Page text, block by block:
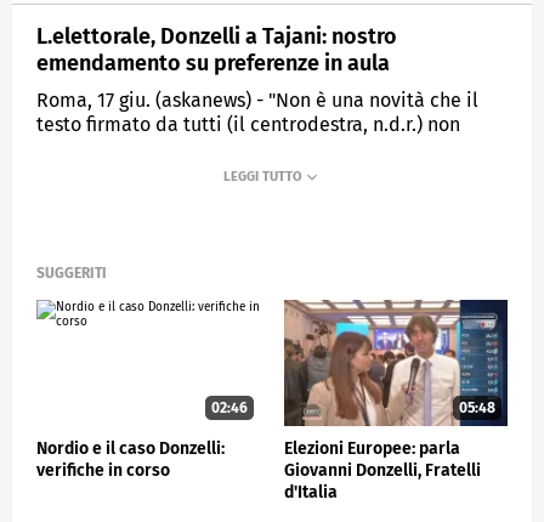
L.elettorale, Donzelli a Tajani: nostro
emendamento su preferenze in aula
Roma, 17 giu. (askanews) - "Non è una novità che il
testo firmato da tutti (il centrodestra, n.d.r.) non
portare le preferenze. Quando arriverà la legge in
consenso di tutto il centrodestra altrimenti
Così, a margine di una conferenza stampa, il
responsabile Organizzazione di FdI Giovanni Donzelli
commentando le parole del vicepremier e segretario
di Fi i Antonio Tajani, il quale ha escluso che
nell'accordo interno alla maggioranza siano
comprese le preferenze.
"C'è l'accordo che Fratelli d'Italia ha sempre detto
che è a favore delle preferenze e che avrebbe
SUGGERITI
02:46
Nordio e il caso Donzelli:
verifiche in corso
05:48
Elezioni Europee: parla
Giovanni Donzelli, Fratelli
d'Italia